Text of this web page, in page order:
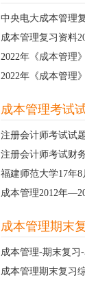
中央电大成本管理
成本管理复习资料
2022年《成本管理
2022年《成本管理
成本管理考试
注册会计师考试试
注册会计师考试财
福建师范大学17年
成本管理2012年
成本管理期末
成本管理-期末复习
成本管理期末复习